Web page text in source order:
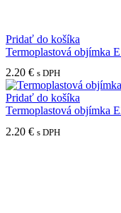
Pridať do košíka
Termoplastová objímka
2.20 € s DPH
Pridať do košíka
Termoplastová objímka
2.20 € s DPH